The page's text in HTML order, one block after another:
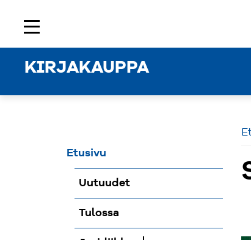
KIRJAKAUPPA
Etusivu
Etusivu
Uutuudet
Tulossa